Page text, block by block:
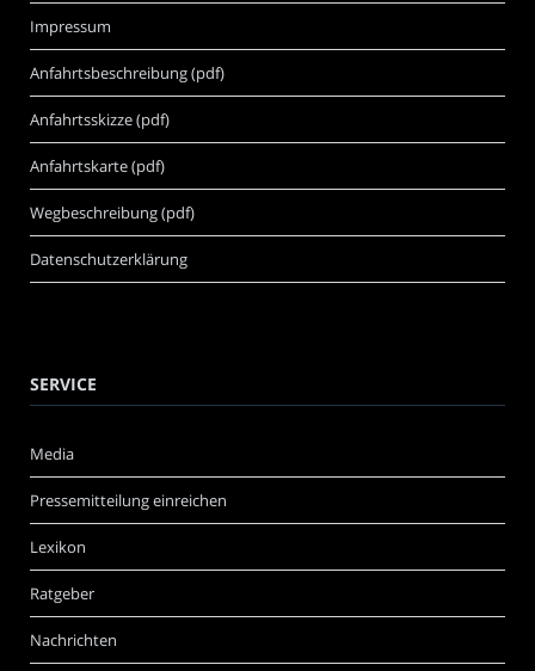
Impressum
Anfahrtsbeschreibung (pdf)
Anfahrtsskizze (pdf)
Anfahrtskarte (pdf)
Wegbeschreibung (pdf)
Datenschutzerklärung
SERVICE
Media
Pressemitteilung einreichen
Lexikon
Ratgeber
Nachrichten